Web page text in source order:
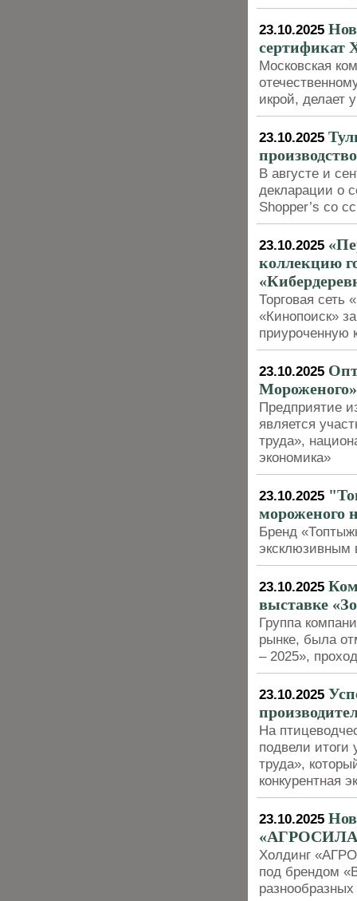
23.10.2025
сертификат
Московская
икрой, делает
23.10.2025
В августе и
декларации о
Shopper’s со
23.10.2025
коллекцию
Торговая сеть
«Кинопоиск»
приуроченную
23.10.2025
Предприятие
является
труда»,
экономика»
23.10.2025
мороженого
Бренд
23.10.2025
выставке
Группа
рынке, была
– 2025»,
23.10.2025
На
подвели итоги
труда»,
конкурентная
23.10.2025
Холдинг
под брендом